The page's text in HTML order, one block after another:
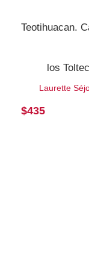
Teotihuacan.
los
Laurette
$435